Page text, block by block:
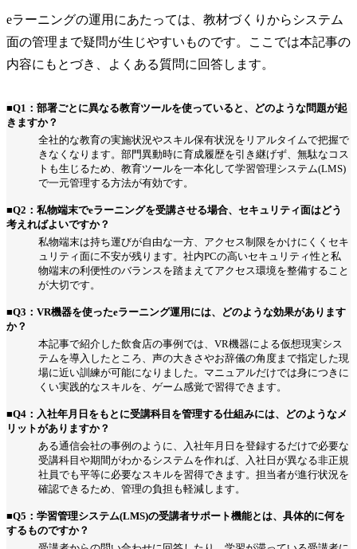
eラーニングの運用にあたっては、教材づくりからシステム
面の管理まで疑問が生じやすいものです。ここでは本記事の
内容にもとづき、よくある質問に回答します。
■Q1：部署ごとに異なる教育ツールを使っていると、どのような問題が起
きますか？
全社的な教育の実施状況やスキル保有状況をリアルタイムで把握で
きなくなります。部門異動時に育成履歴を引き継げず、無駄なコス
トも生じるため、教育ツールを一本化して学習管理システム(LMS)
で一元管理する方法が有効です。
■Q2：私物端末でeラーニングを受講させる場合、セキュリティ面はどう
考えればよいですか？
私物端末は持ち運びが自由な一方、アクセス制限をかけにくくセキ
ュリティ面に不安が残ります。社内PCの高いセキュリティ性と私
物端末の利便性のバランスを踏まえてアクセス環境を整備すること
が大切です。
■Q3：VR機器を使ったeラーニング運用には、どのような効果があります
か？
本記事で紹介した飲食店の事例では、VR機器による仮想現実シス
テムを導入したところ、声の大きさやお辞儀の角度まで指定した現
場に近い訓練が可能になりました。マニュアルだけでは身につきに
くい実践的なスキルを、ゲーム感覚で習得できます。
■Q4：入社年月日をもとに受講科目を管理する仕組みには、どのようなメ
リットがありますか？
ある通信会社の事例のように、入社年月日を登録するだけで必要な
受講科目や期間がわかるシステムを作れば、入社日が異なる非正規
社員でも平等に必要なスキルを習得できます。担当者が進行状況を
確認できるため、管理の負担も軽減します。
■Q5：学習管理システム(LMS)の受講者サポート機能とは、具体的に何を
するものですか？